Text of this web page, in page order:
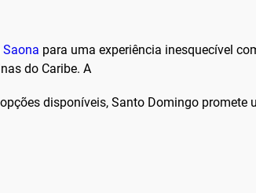
Saona para uma experiência inesquecível
do Caribe. A
disponíveis, Santo Domingo promete